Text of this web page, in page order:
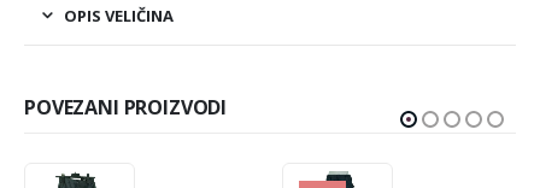
OPIS VELIČINA
POVEZANI PROIZVODI